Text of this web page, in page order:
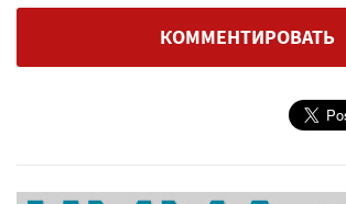
КОММЕНТИРОВАТЬ